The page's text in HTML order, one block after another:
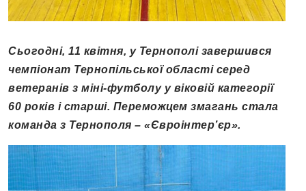
Сьогодні, 11 квітня, у Тернополі завершився
чемпіонат Тернопільської області серед
ветеранів з міні-футболу у віковій категорії
60 років і старші. Переможцем змагань стала
команда з Тернополя – «Євроінтер’єр».